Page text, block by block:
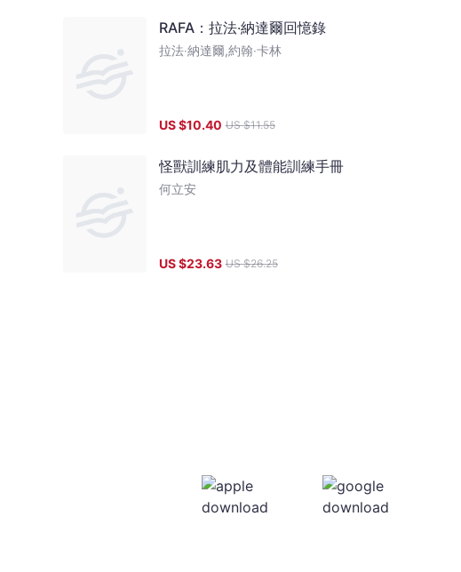
RAFA：拉法‧納達爾回憶錄
拉法‧納達爾,約翰‧卡林
US $10.40 US $11.55
怪獸訓練肌力及體能訓練手冊
何立安
US $23.63 US $26.25